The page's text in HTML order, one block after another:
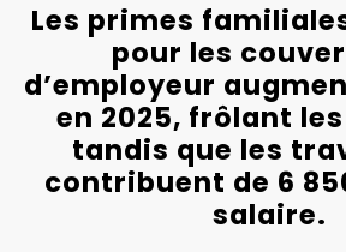
Les primes
pour les
d’employeur
en 2025, frôlant les
tandis que les
contribuent de 6
salaire.